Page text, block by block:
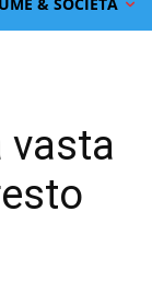
vasta